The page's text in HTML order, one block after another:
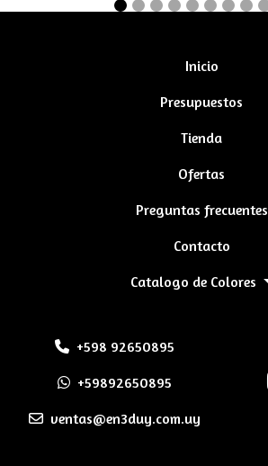
Inicio
Presupuestos
Tienda
Ofertas
Preguntas frecuentes
Contacto
Catalogo de Colores
+598 92650895
+59892650895
ventas@en3duy.com.uy